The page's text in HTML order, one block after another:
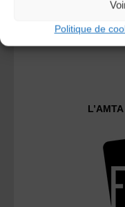
Politique de
Le